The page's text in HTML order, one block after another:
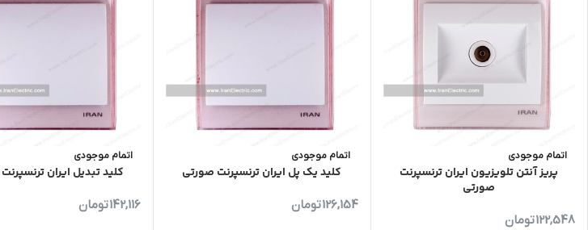
اتمام موجودی
پریز آنتن تلویزیون ایران ترنسپرنت
صورتی
122,548تومان
اتمام موجودی
کلید یک پل ایران ترنسپرنت صورتی
126,154تومان
اتمام موجودی
کلید تبدیل ایران
142,116تومان